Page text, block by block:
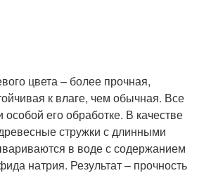
цвета – более прочная,
к влаге, чем обычная. Все
его обработке. В качестве
стружки с длинными
в воде с содержанием
натрия. Результат – прочность